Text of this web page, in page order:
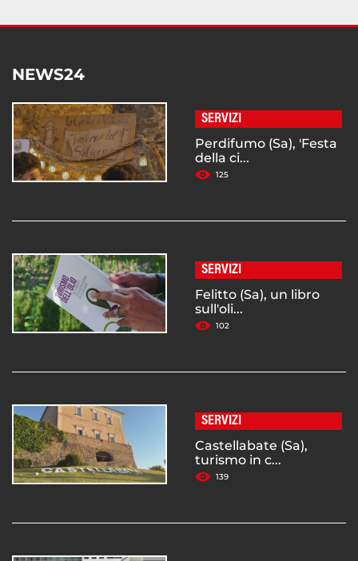
NEWS24
SERVIZI
Perdifumo (Sa), 'Festa
della ci...
125
SERVIZI
Felitto (Sa), un libro
sull'oli...
102
SERVIZI
Castellabate (Sa),
turismo in c...
139